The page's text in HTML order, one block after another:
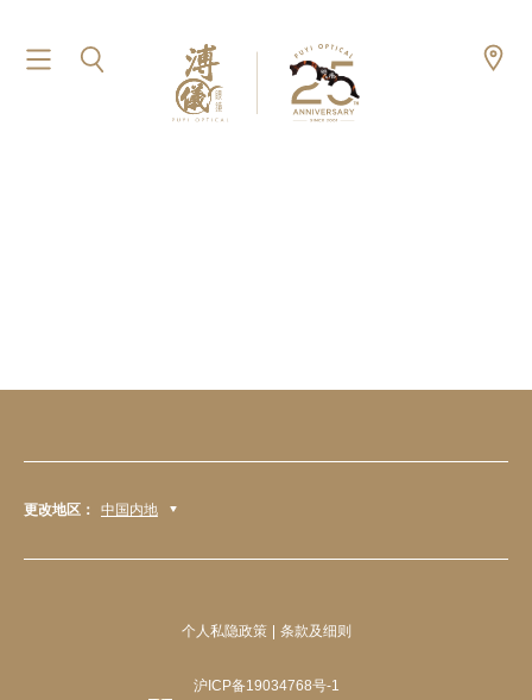
更改地区： 中国内地
个人私隐政策 条款及细则
沪ICP备19034768号-1